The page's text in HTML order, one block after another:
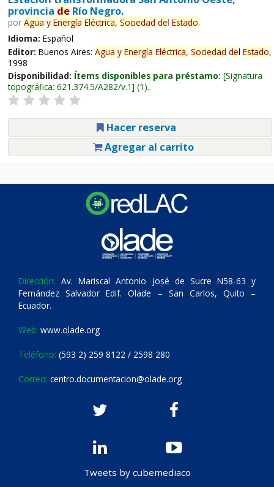
provincia deRío Negro.
por Agua y Energía Eléctrica, Sociedad del Estado.
Idioma: Español
Editor: Buenos Aires: Agua y Energía Eléctrica, Sociedad del Estado,
1998
Disponibilidad: Ítems disponibles para préstamo: Signatura
topográfica: 621.374.5/A282/v.1 (1).
Hacer reserva
Agregar al carrito
Dirección: Av. Mariscal Antonio José de Sucre N58-63 y
Fernández Salvador Edif. Olade – San Carlos, Quito –
Ecuador.
Web: www.olade.org
Teléfono: (593 2) 259 8122 / 2598 280
Correo: centro.documentacion@olade.org
Tweets by cubemediaco